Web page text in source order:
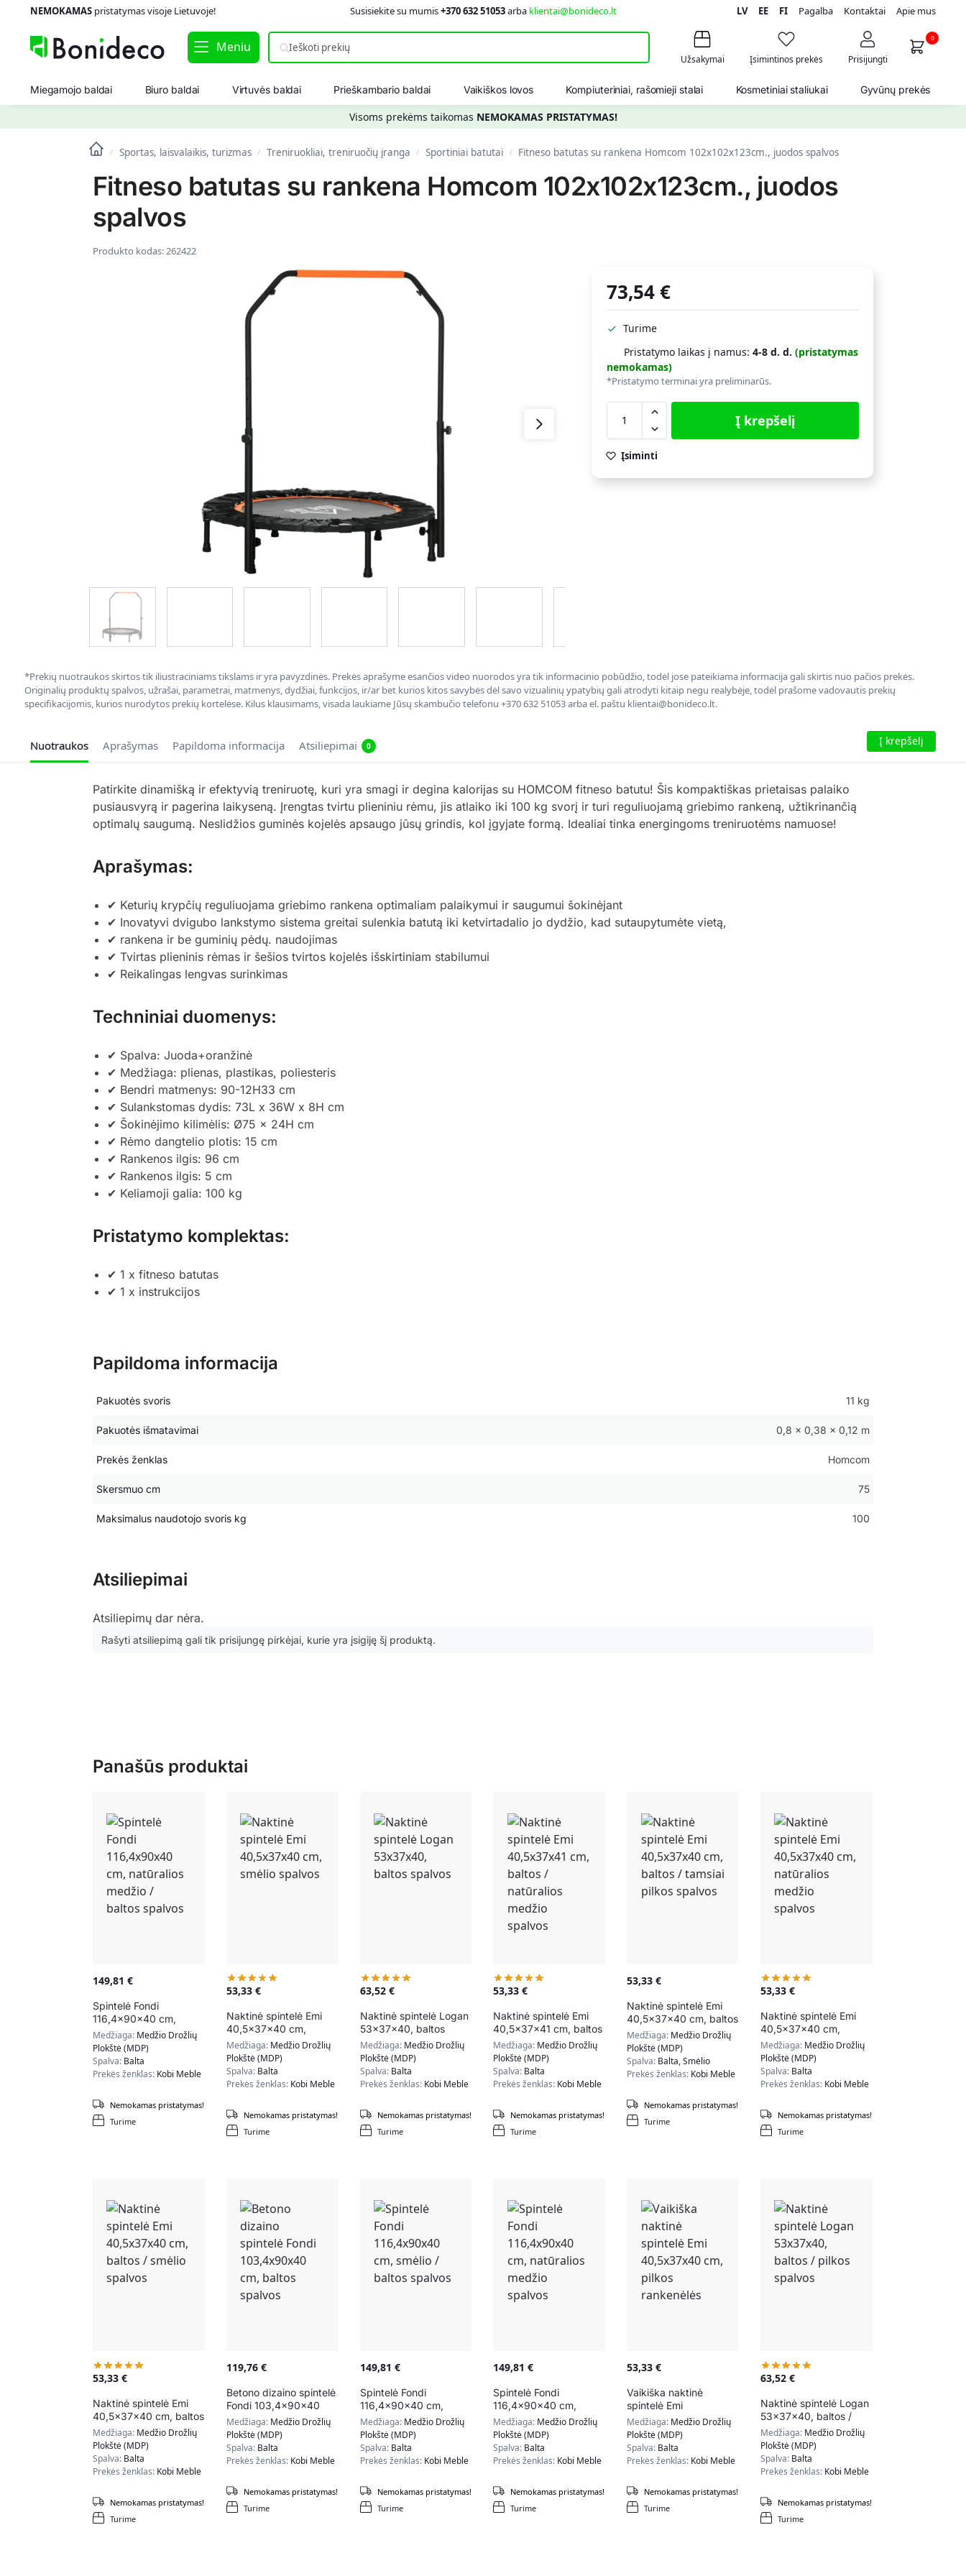
NEMOKAMASpristatymas visoje Lietuvoje! Susisiekite su mumis+370 632 51053arba klientai@bonideco.lt LV EE FI Pagalba Kontaktai Apie mus
Meniu
Užsakymai Įsimintinos prekės Prisijungti
0
Miegamojo baldai Biuro baldai Virtuvės baldai Prieškambario baldai Vaikiškos lovos Kompiuteriniai, rašomieji stalai Kosmetiniai staliukai Gyvūnų prekės
Visoms prekėms taikomas NEMOKAMAS PRISTATYMAS!
/ Sportas, laisvalaikis, turizmas / Treniruokliai, treniruočių įranga / Sportiniai batutai / Fitneso batutas su rankena Homcom 102x102x123cm., juodos spalvos
Fitneso batutas su rankena Homcom 102x102x123cm., juodos
spalvos
Produkto kodas:262422
73,54€
Turime
Pristatymo laikas į namus:4-8 d. d. (pristatymas
nemokamas)
*Pristatymo terminai yra preliminarūs.
Į krepšelį
Įsiminti
*Prekių nuotraukos skirtos tik iliustraciniams tikslams ir yra pavyzdinės. Prekės aprašyme esančios video nuorodos yra tik informacinio pobūdžio, todėl jose pateikiama informacija gali skirtis nuo pačios prekės.
Originalių produktų spalvos, užrašai, parametrai, matmenys, dydžiai, funkcijos, ir/ar bet kurios kitos savybės dėl savo vizualinių ypatybių gali atrodyti kitaip negu realybėje, todėl prašome vadovautis prekių
specifikacijomis, kurios nurodytos prekių kortelėse. Kilus klausimams, visada laukiame Jūsų skambučio telefonu +370 632 51053 arba el. paštu klientai@bonideco.lt.
Nuotraukos Aprašymas Papildoma informacija Atsiliepimai 0 Į krepšelį
Patirkite dinamišką ir efektyvią treniruotę, kuri yra smagi ir degina kalorijas su HOMCOM fitneso batutu! Šis kompaktiškas prietaisas palaiko
pusiausvyrą ir pagerina laikyseną. Įrengtas tvirtu plieniniu rėmu, jis atlaiko iki 100 kg svorį ir turi reguliuojamą griebimo rankeną, užtikrinančią
optimalų saugumą. Neslidžios guminės kojelės apsaugo jūsų grindis, kol įgyjate formą. Idealiai tinka energingoms treniruotėms namuose!
Aprašymas:
✔ Keturių krypčių reguliuojama griebimo rankena optimaliam palaikymui ir saugumui šokinėjant
✔ Inovatyvi dvigubo lankstymo sistema greitai sulenkia batutą iki ketvirtadalio jo dydžio, kad sutaupytumėte vietą,
✔ rankena ir be guminių pėdų. naudojimas
✔ Tvirtas plieninis rėmas ir šešios tvirtos kojelės išskirtiniam stabilumui
✔ Reikalingas lengvas surinkimas
Techniniai duomenys:
✔ Spalva: Juoda+oranžinė
✔ Medžiaga: plienas, plastikas, poliesteris
✔ Bendri matmenys: 90-12H33 cm
✔ Sulankstomas dydis: 73L x 36W x 8H cm
✔ Šokinėjimo kilimėlis: Ø75 x 24H cm
✔ Rėmo dangtelio plotis: 15 cm
✔ Rankenos ilgis: 96 cm
✔ Rankenos ilgis: 5 cm
✔ Keliamoji galia: 100 kg
Pristatymo komplektas:
✔ 1 x fitneso batutas
✔ 1 x instrukcijos
Papildoma informacija
Pakuotės svoris 11 kg
Pakuotės išmatavimai 0,8 × 0,38 × 0,12 m
Prekės ženklas Homcom
Skersmuo cm 75
Maksimalus naudotojo svoris kg 100
Atsiliepimai
Atsiliepimų dar nėra.
Rašyti atsiliepimą gali tik prisijungę pirkėjai, kurie yra įsigiję šį produktą.
Panašūs produktai
149,81 €
Spintelė Fondi
116,4x90x40 cm,
natūralios medžio /
baltos spalvos
Medžiaga: Medžio Drožlių
Plokštė (MDP)
Spalva: Balta
Prekės ženklas: Kobi Meble
Turime
Nemokamas pristatymas!
53,33 €
Naktinė spintelė Emi
40,5x37x40 cm,
smėlio spalvos
Medžiaga: Medžio Drožlių
Plokštė (MDP)
Spalva: Balta
Prekės ženklas: Kobi Meble
Turime
Nemokamas pristatymas!
63,52 €
Naktinė spintelė Logan
53x37x40, baltos
spalvos
Medžiaga: Medžio Drožlių
Plokštė (MDP)
Spalva: Balta
Prekės ženklas: Kobi Meble
Turime
Nemokamas pristatymas!
53,33€
Naktinė spintelė Emi
40,5x37x41 cm, baltos
/ natūralios medžio
spalvos
Medžiaga: Medžio Drožlių
Plokštė (MDP)
Spalva: Balta
Prekės ženklas: Kobi Meble
Turime
Nemokamas pristatymas!
53,33€
Naktinė spintelė Emi
40,5x37x40 cm, baltos
/ tamsiai pilkos spalvos
Medžiaga: Medžio Drožlių
Plokštė (MDP)
Spalva: Balta, Smėlio
Prekės ženklas: Kobi Meble
Turime
Nemokamas pristatymas!
53,33 €
Naktinė spintelė Emi
40,5x37x40 cm,
natūralios medžio
spalvos
Medžiaga: Medžio Drožlių
Plokštė (MDP)
Spalva: Balta
Prekės ženklas: Kobi Meble
Turime
Nemokamas pristatymas!
53,33 €
Naktinė spintelė Emi
40,5x37x40 cm, baltos
/ smėlio spalvos
Medžiaga: Medžio Drožlių
Plokštė (MDP)
Spalva: Balta
Prekės ženklas: Kobi Meble
Turime
Nemokamas pristatymas!
119,76 €
Betono dizaino spintelė
Fondi 103,4x90x40
cm, baltos spalvos
Medžiaga: Medžio Drožlių
Plokštė (MDP)
Spalva: Balta
Prekės ženklas: Kobi Meble
Turime
Nemokamas pristatymas!
149,81 €
Spintelė Fondi
116,4x90x40 cm,
smėlio / baltos spalvos
Medžiaga: Medžio Drožlių
Plokštė (MDP)
Spalva: Balta
Prekės ženklas: Kobi Meble
Turime
Nemokamas pristatymas!
149,81€
Spintelė Fondi
116,4x90x40 cm,
natūralios medžio
spalvos
Medžiaga: Medžio Drožlių
Plokštė (MDP)
Spalva: Balta
Prekės ženklas: Kobi Meble
Turime
Nemokamas pristatymas!
53,33€
Vaikiška naktinė
spintelė Emi
40,5x37x40 cm, pilkos
rankenėlės
Medžiaga: Medžio Drožlių
Plokštė (MDP)
Spalva: Balta
Prekės ženklas: Kobi Meble
Turime
Nemokamas pristatymas!
63,52 €
Naktinė spintelė Logan
53x37x40, baltos /
pilkos spalvos
Medžiaga: Medžio Drožlių
Plokštė (MDP)
Spalva: Balta
Prekės ženklas: Kobi Meble
Turime
Nemokamas pristatymas!